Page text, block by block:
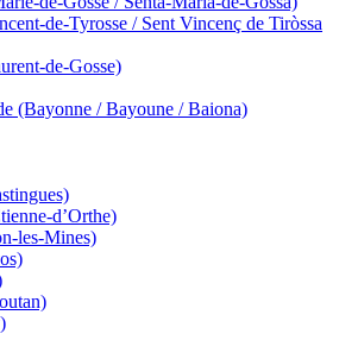
de-Tyrosse / Sent Vincenç de Tiròssa
de-Gosse)
(Bayonne / Bayoune / Baiona)
d’Orthe)
les-Mines)